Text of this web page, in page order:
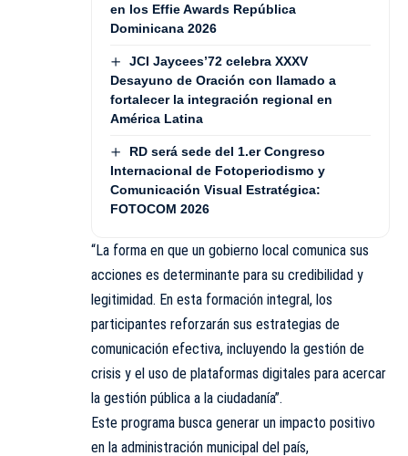
en los Effie Awards República
Dominicana 2026
JCI Jaycees’72 celebra XXXV
Desayuno de Oración con llamado a
fortalecer la integración regional en
América Latina
RD será sede del 1.er Congreso
Internacional de Fotoperiodismo y
Comunicación Visual Estratégica:
FOTOCOM 2026
“La forma en que un gobierno local comunica sus
acciones es determinante para su credibilidad y
legitimidad. En esta formación integral, los
participantes reforzarán sus estrategias de
comunicación efectiva, incluyendo la gestión de
crisis y el uso de plataformas digitales para acercar
la gestión pública a la ciudadanía”.
Este programa busca generar un impacto positivo
en la administración municipal del país,